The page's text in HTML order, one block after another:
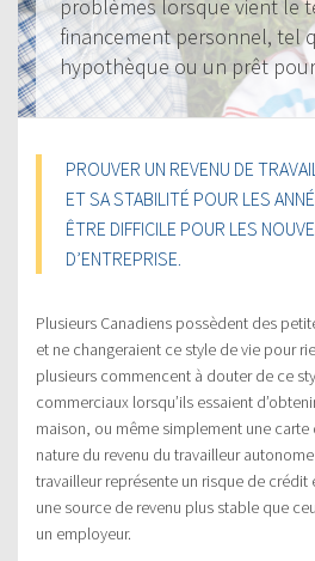
problèmes lorsque vient le
financement personnel, tel
hypothèque ou un prêt
PROUVER UN REVENU DE
ET SA STABILITÉ POUR LES
ÊTRE DIFFICILE POUR LES
D’ENTREPRISE.
Plusieurs Canadiens possèdent des
et ne changeraient ce style de vie pour
plusieurs commencent à douter de ce
commerciaux lorsqu’ils essaient
maison, ou même simplement une carte
nature du revenu du travailleur
travailleur représente un risque de crédit
une source de revenu plus stable que
un employeur.